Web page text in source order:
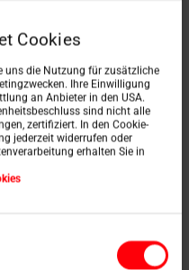
Cookies
uns die Nutzung für zusätzliche
Ihre Einwilligung
an Anbieter in den USA.
sind nicht alle
zertifiziert. In den Cookie-
jederzeit widerrufen oder
erhalten Sie in